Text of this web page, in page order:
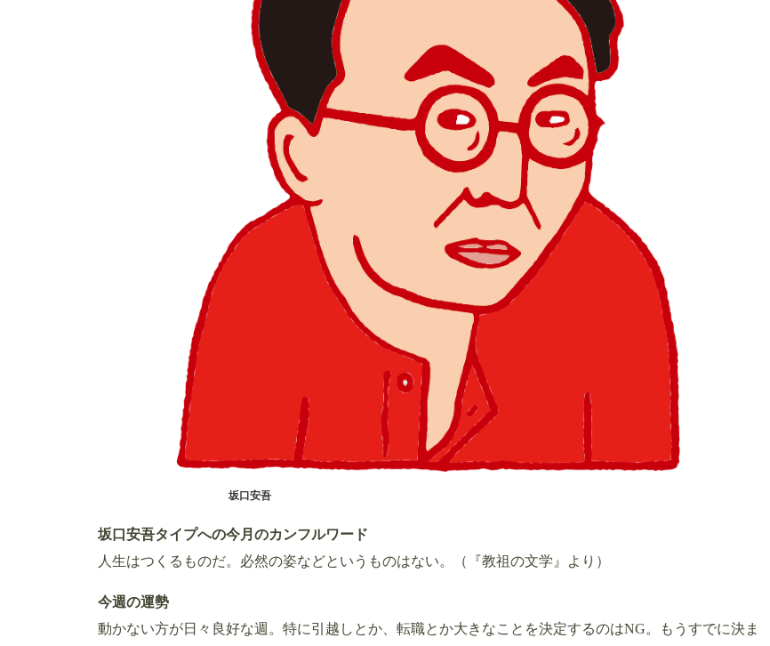
坂口安吾
坂口安吾タイプへの今月のカンフルワード
人生はつくるものだ。必然の姿などというものはない。（『教祖の文学』より）
今週の運勢
動かない方が日々良好な週。特に引越しとか、転職とか大きなことを決定するのはNG。もうすでに決ま